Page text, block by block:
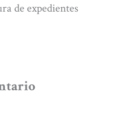
de expedientes